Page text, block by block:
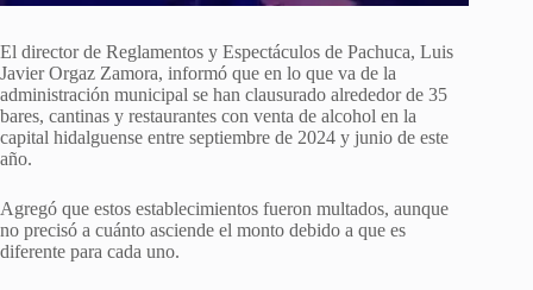
El director de Reglamentos y Espectáculos de Pachuca, Luis
Javier Orgaz Zamora, informó que en lo que va de la
administración municipal se han clausurado alrededor de 35
bares, cantinas y restaurantes con venta de alcohol en la
capital hidalguense entre septiembre de 2024 y junio de este
año.
Agregó que estos establecimientos fueron multados, aunque
no precisó a cuánto asciende el monto debido a que es
diferente para cada uno.